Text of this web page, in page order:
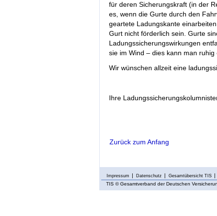
für deren Sicherungskraft (in der
es, wenn die Gurte durch den
geartete Ladungskante
Gurt nicht förderlich sein. Gurte
Ladungssicherungswirkungen
sie im Wind – dies kann man
Wir wünschen allzeit eine
Ihre
Zurück zum Anfang
Impressum Datenschutz Gesamtübersicht TIS
TIS © Gesamtverband der Deutschen